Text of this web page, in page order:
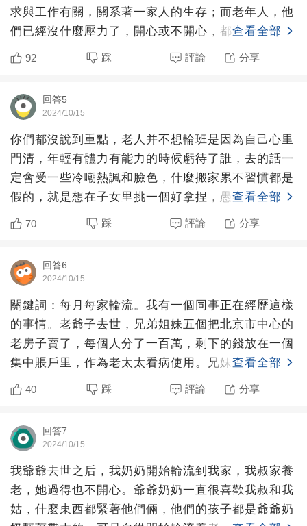
求與工作有關，關系著一家人的生存；而老年人，他
們已經沒什麼壓力了，開心或不開心，都影響不了全
家的生存狀況。當
查看全部
92 踩 評論 分享
回答5
2024/10/15
你們都沒說到重點，老人并不想輪班是因為自己心里
門清，年輕有體力有能力的時候虧待了誰，去的話一
定會受一些冷嘲熱諷和臉色，什麼搬家累不習慣都是
假的，就是想在子女里挑一個好拿捏，愚孝，對他們
伺候到位的子女家
查看全部
70 踩 評論 分享
回答6
2024/10/15
關鍵詞：每月每家輪流。我有一個同事正在經歷這樣
的事情。老爺子去世，兄弟姐妹五個把北京市中心的
老房子賣了，每個人分了一百萬，剩下的錢放在一個
集中賬戶里，作為老太太看病使用。兄妹五個都很孝
順，就是采用題主
查看全部
40 踩 評論 分享
回答7
2024/10/15
我爺爺去世之后，我奶奶開始輪流到我家，我叔家養
老，她過得也不開心。爺爺奶奶一直很喜歡我叔和我
姑，什麼東西都緊著他們倆，他們的孩子都是爺爺奶